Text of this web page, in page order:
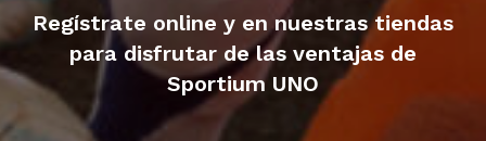
Regístrate online y en nuestras tiendas
para disfrutar de las ventajas de
Sportium UNO